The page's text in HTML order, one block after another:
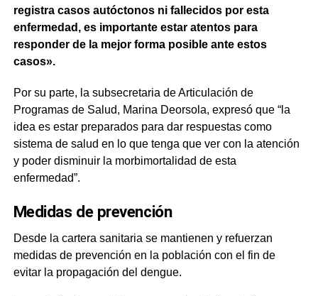
registra casos autóctonos ni fallecidos por esta
enfermedad, es importante estar atentos para
responder de la mejor forma posible ante estos
casos».
Por su parte, la subsecretaria de Articulación de
Programas de Salud, Marina Deorsola, expresó que “la
idea es estar preparados para dar respuestas como
sistema de salud en lo que tenga que ver con la atención
y poder disminuir la morbimortalidad de esta
enfermedad”.
Medidas de prevención
Desde la cartera sanitaria se mantienen y refuerzan
medidas de prevención en la población con el fin de
evitar la propagación del dengue.